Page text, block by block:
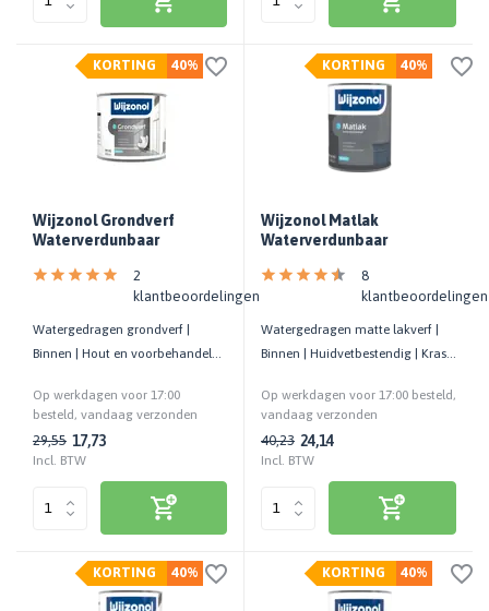
40%
KORTING
Wijzonol Grondverf
Waterverdunbaar
2
klantbeoordelingen
Watergedragen grondverf |
Binnen | Hout en voorbehandelde
Op werkdagen voor 17:00
besteld, vandaag verzonden
29,55 17,73
Incl. BTW
40%
KORTING
Wijzonol Matlak
Waterverdunbaar
8
klantbeoordelingen
Watergedragen matte lakverf |
Binnen | Huidvetbestendig | Kras-
Op werkdagen voor 17:00 besteld,
vandaag verzonden
40,23 24,14
Incl. BTW
40%
KORTING 40%
KORTING